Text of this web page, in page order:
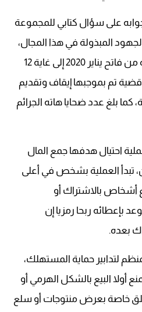
على سؤال كتابي للمجموعة
الجهود المبذولة في هذا المجال،
أسفرت خلال الفترة الممتدة من فاتح يناير 2020 إلى غاية 12
أكتوبر 2022، عن معالجة 52 قضية تم بموجبها إيقاف وتقديم
كما بلغ عدد ضحايا هاته الجرائم
احتيال هدفها جمع المال
تبدأ العملية بشخص في أعلى
أشخاص بالاشتراك أو
بإعطائه ربحا رمزيا إن
بعده.
القانون رقم 31.08 المنظم لتدابير حماية المستهلك،
أنه “يمنع أولا البيع بالشكل الهرمي أو
خاصة بعرض منتوجات أو سلع